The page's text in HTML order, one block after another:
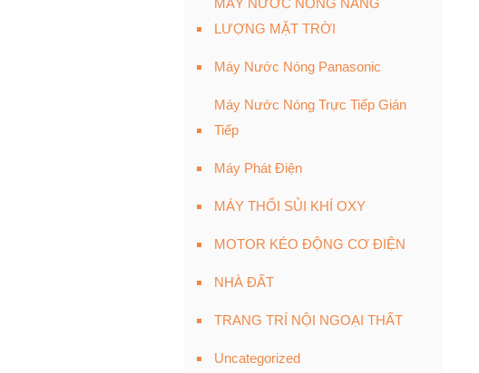
MÁY NƯỚC NÓNG NĂNG
LƯỢNG MẶT TRỜI
Máy Nước Nóng Panasonic
Máy Nước Nóng Trực Tiếp Gián
Tiếp
Máy Phát Điện
MÁY THỔI SỦI KHÍ OXY
MOTOR KÉO ĐỘNG CƠ ĐIỆN
NHÀ ĐẤT
TRANG TRÍ NỘI NGOẠI THẤT
Uncategorized